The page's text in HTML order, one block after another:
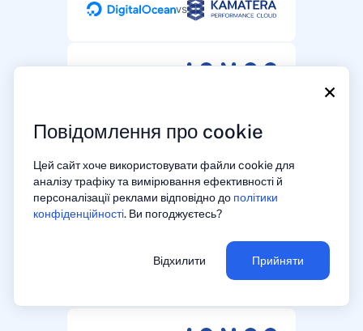
×
Повідомлення про cookie
Цей сайт хоче використовувати файли cookie для
аналізу трафіку та вимірювання ефективності й
персоналізації реклами відповідно до політики
конфіденційності. Ви погоджуєтесь?
Відхилити Прийняти
vs
vs